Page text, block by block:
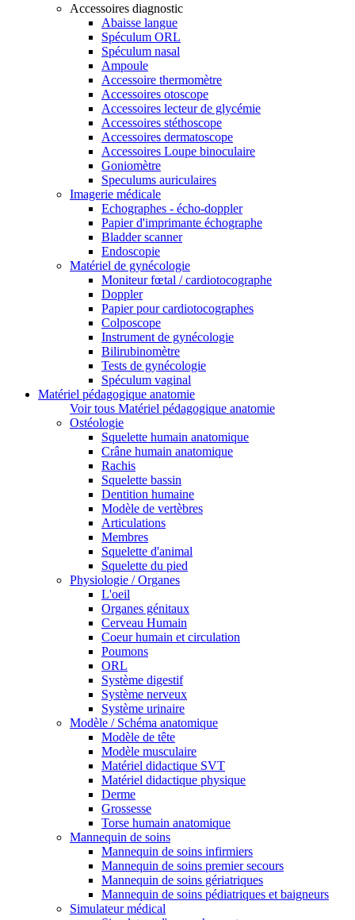
Accessoires diagnostic
Abaisse langue
Spéculum ORL
Spéculum nasal
Ampoule
Accessoire thermomètre
Accessoires otoscope
Accessoires lecteur de glycémie
Accessoires stéthoscope
Accessoires dermatoscope
Accessoires Loupe binoculaire
Goniomètre
Speculums auriculaires
Imagerie médicale
Echographes - écho-doppler
Papier d'imprimante échographe
Bladder scanner
Endoscopie
Matériel de gynécologie
Moniteur fœtal / cardiotocographe
Doppler
Papier pour cardiotocographes
Colposcope
Instrument de gynécologie
Bilirubinomètre
Tests de gynécologie
Spéculum vaginal
Matériel pédagogique anatomie
Voir tous Matériel pédagogique anatomie
Ostéologie
Squelette humain anatomique
Crâne humain anatomique
Rachis
Squelette bassin
Dentition humaine
Modèle de vertèbres
Articulations
Membres
Squelette d'animal
Squelette du pied
Physiologie / Organes
L'oeil
Organes génitaux
Cerveau Humain
Coeur humain et circulation
Poumons
ORL
Système digestif
Système nerveux
Système urinaire
Modèle / Schéma anatomique
Modèle de tête
Modèle musculaire
Matériel didactique SVT
Matériel didactique physique
Derme
Grossesse
Torse humain anatomique
Mannequin de soins
Mannequin de soins infirmiers
Mannequin de soins premier secours
Mannequin de soins gériatriques
Mannequin de soins pédiatriques et baigneurs
Simulateur médical